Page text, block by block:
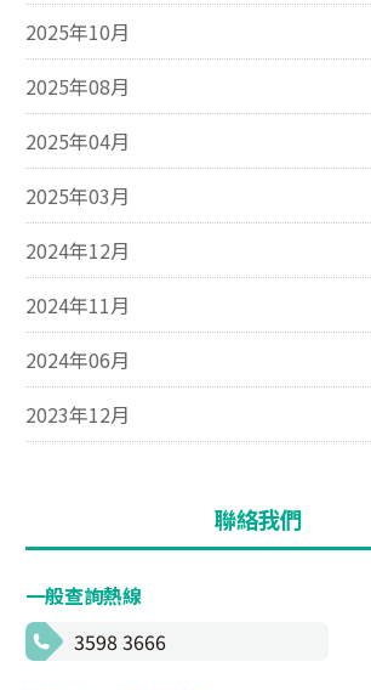
2025年10月
2025年08月
2025年04月
2025年03月
2024年12月
2024年11月
2024年06月
2023年12月
聯絡我們
一般查詢熱線
3598 3666